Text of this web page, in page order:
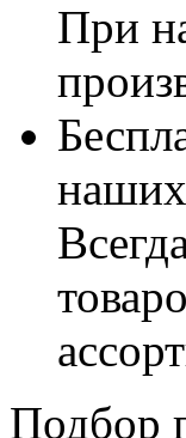
При
наших
Подбор